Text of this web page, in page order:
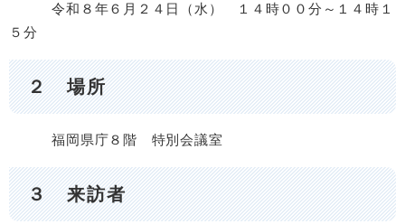
令和８年６月２４日（水） １４時００分～１４時１
５分
２ 場所​
福岡県庁８階 特別会議室
３ 来訪者​